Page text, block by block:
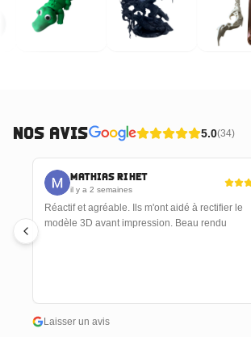
Nos Avis 5.0(34)
Mathias Rihet
il y a 2 semaines
Réactif et agréable. Ils m'ont aidé à rectifier le
modèle 3D avant impression. Beau rendu
Laisser un avis